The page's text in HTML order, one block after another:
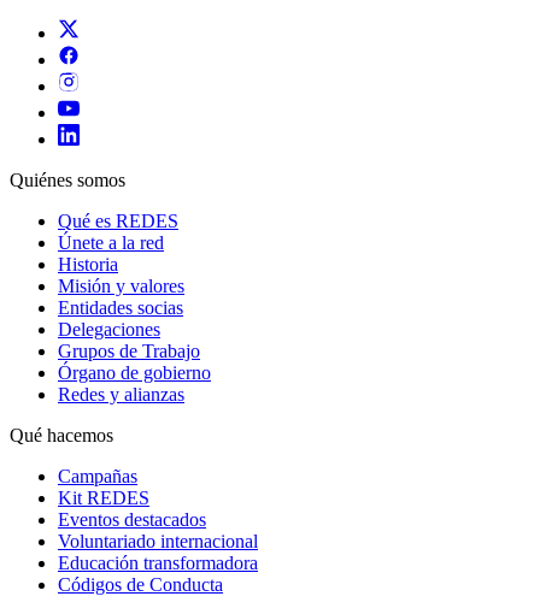
Quiénes somos
Qué es REDES
Únete a la red
Historia
Misión y valores
Entidades socias
Delegaciones
Grupos de Trabajo
Órgano de gobierno
Redes y alianzas
Qué hacemos
Campañas
Kit REDES
Eventos destacados
Voluntariado internacional
Educación transformadora
Códigos de Conducta